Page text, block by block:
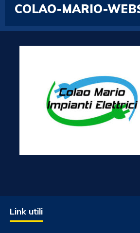
COLAO-MARIO-
Link utili